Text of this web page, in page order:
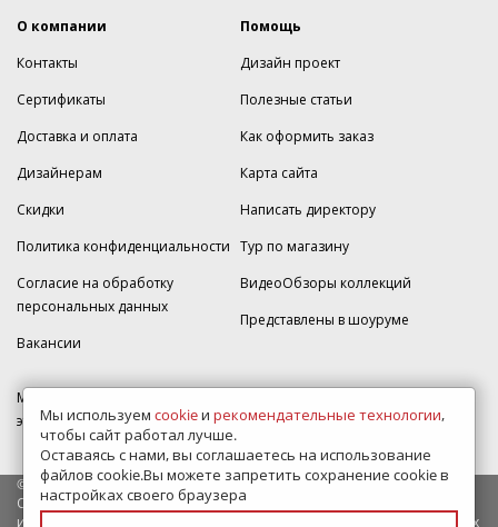
О компании
Контакты
Сертификаты
Доставка и оплата
Дизайнерам
Скидки
Политика конфиденциальности
Согласие на обработку
персональных данных
Вакансии
Помощь
Дизайн проект
Полезные статьи
Как оформить заказ
Карта сайта
Написать директору
Тур по магазину
ВидеоОбзоры коллекций
Представлены в шоуруме
МКАД 2км внешняя сторона, д. 2, ТРЦ "Шоколад" (РИО) Реутов, -1
этаж, магазин Плитка-SDVK.
© 2009—2026 г. Все права защищены
Обращаем Ваше внимание на то, что данный интернет-сайт носит
исключительно информационный характер и ни при каких условиях
Мы используем cookieи рекомендательные технологии,
чтобы сайт работал лучше.
Оставаясь с нами, вы соглашаетесь на использование
файлов cookie.Вы можете запретить сохранение cookie в
настройках своего браузера